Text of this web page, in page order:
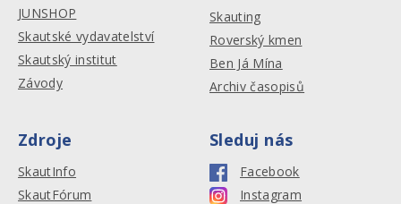
JUNSHOP
Skautské vydavatelství
Skautský institut
Závody
Skauting
Roverský kmen
Ben Já Mína
Archiv časopisů
Zdroje
SkautInfo
SkautFórum
Sleduj nás
Facebook
Instagram